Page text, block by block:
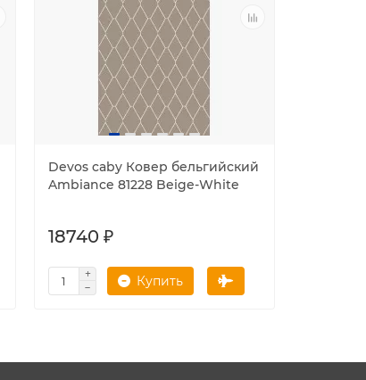
Devos caby Ковер бельгийский
Ambiance 81228 Beige-White
18740 ₽
Купить